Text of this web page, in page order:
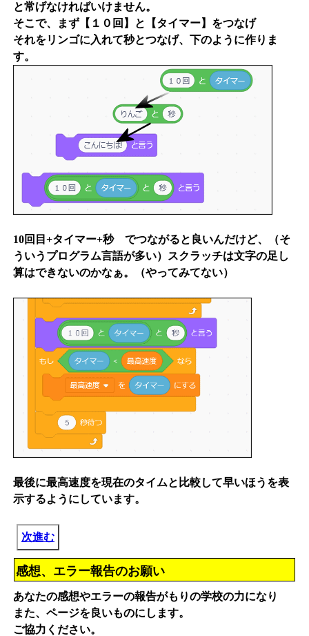
と常げなければいけません。
そこで、まず【１０回】と【タイマー】をつなげ
それをリンゴに入れて秒とつなげ、下のように作りま
す。
10回目+タイマー+秒 でつながると良いんだけど、（そ
ういうプログラム言語が多い）スクラッチは文字の足し
算はできないのかなぁ。（やってみてない）
最後に最高速度を現在のタイムと比較して早いほうを表
示するようにしています。
次進む
感想、エラー報告のお願い
あなたの感想やエラーの報告がもりの学校の力になり
また、ページを良いものにします。
ご協力ください。